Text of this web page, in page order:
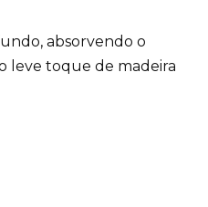
absorvendo o
leve toque de madeira